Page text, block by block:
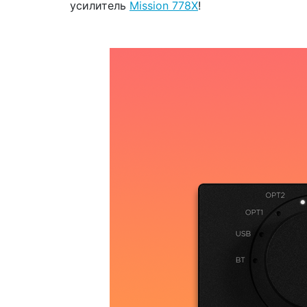
усилитель Mission 778X!